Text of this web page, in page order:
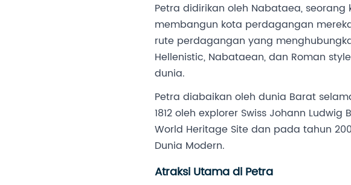
Petra didirikan oleh Nabataea,
membangun kota perdagangan
rute perdagangan yang
Hellenistic, Nabataean, dan Roman
dunia.
Petra diabaikan oleh dunia Barat
1812 oleh explorer Swiss Johann
World Heritage Site dan pada tahun
Dunia Modern.
Atraksi Utama di Petra